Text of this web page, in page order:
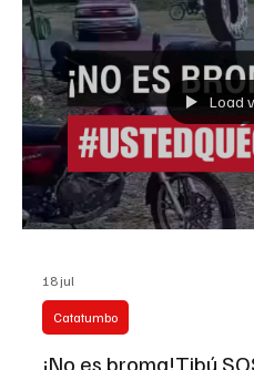
Judicial
Desplazamientos y
el #Catatumbo
Una nueva ola de violencia
al menos 20 núcleos
25 por los enfrentamientos
las FARC y el ELN, mientras
resultó herido durante
Bocas, Campo Dos y
lanzando explosivos cerca de